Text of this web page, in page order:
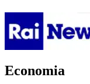
Economia